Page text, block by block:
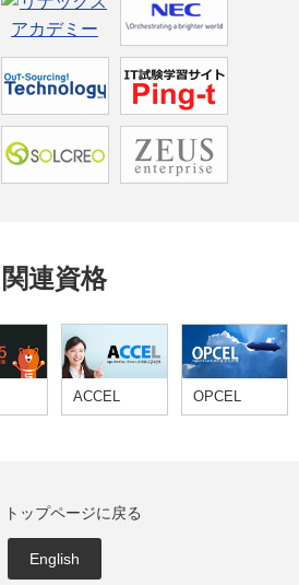
関連資格
ACCEL OPCEL
トップページに戻る
English